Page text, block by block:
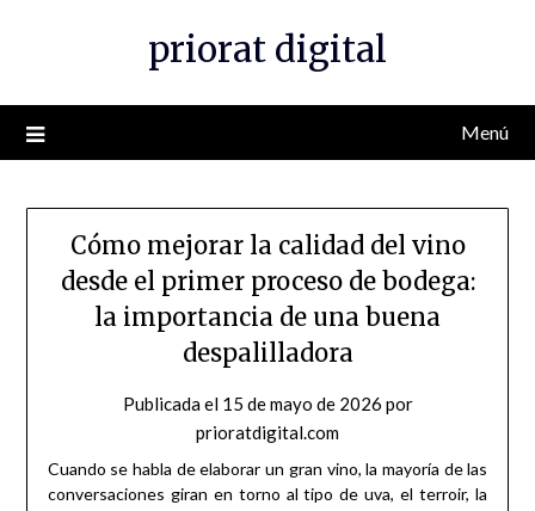
priorat digital
Menú
Cómo mejorar la calidad del vino
desde el primer proceso de bodega:
la importancia de una buena
despalilladora
Publicada el 15 de mayo de 2026 por
prioratdigital.com
Cuando se habla de elaborar un gran vino, la mayoría de las
conversaciones giran en torno al tipo de uva, el terroir, la